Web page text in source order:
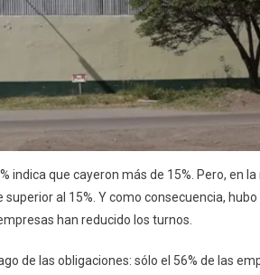
indica que cayeron más de 15%. Pero, en
al 15%. Y como consecuencia,
han reducido los turnos.
de las obligaciones: sólo el 56% de las